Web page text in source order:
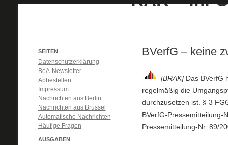
BVerfG – keine
[BRAK] Das BVerfG
regelmäßig die
durchzusetzen ist. § 3
BVerfG-Pressemitteilung-
Pressemitteilung-Nr. 89/
SEITEN
Datenschutzerklärung
BeA-Newsletter
Abbestellen
Impressum
Nachrichten aus Berlin
Nachrichten aus Brüssel
Automatische Nachrichten
Häufige Fragen
AUSGABEN